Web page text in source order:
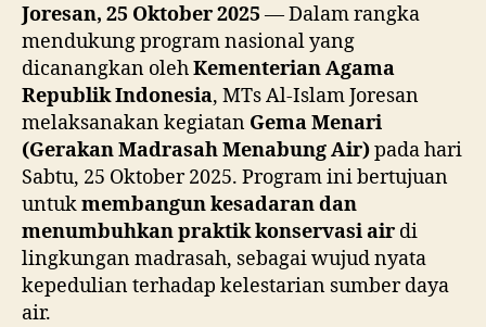
Joresan, 25 Oktober 2025 — Dalam rangka
mendukung program nasional yang
dicanangkan olehKementerian Agama
Republik Indonesia, MTs Al-Islam Joresan
melaksanakan kegiatan Gema Menari
(Gerakan Madrasah Menabung Air)pada hari
Sabtu, 25 Oktober 2025. Program ini bertujuan
untukmembangun kesadaran dan
menumbuhkan praktik konservasi air di
lingkungan madrasah, sebagai wujud nyata
kepedulian terhadap kelestarian sumber daya
air.